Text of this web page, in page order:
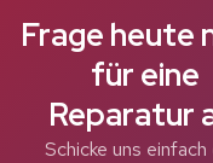
Frage heute
für eine
Reparatur
Schicke uns einfach